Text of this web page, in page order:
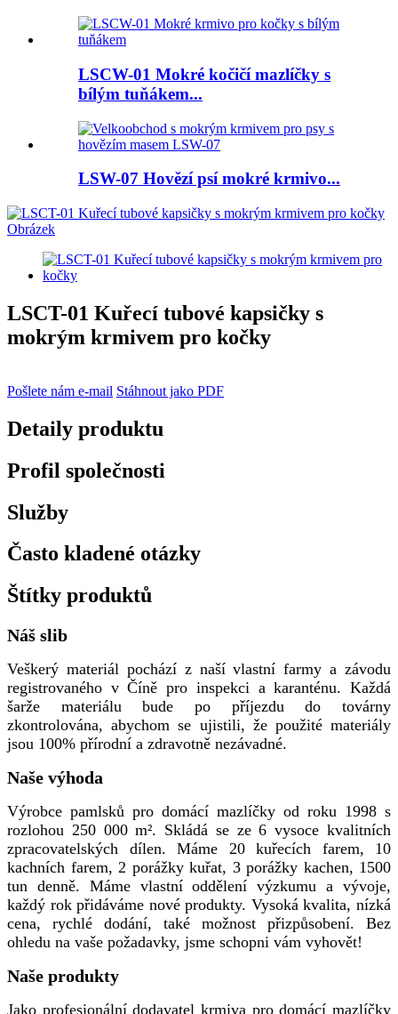
LSCW-01 Mokré kočičí mazlíčky s
bílým tuňákem...
LSW-07 Hovězí psí mokré krmivo...
LSCT-01 Kuřecí tubové kapsičky s
mokrým krmivem pro kočky
Pošlete nám e-mail Stáhnout jako PDF
Detaily produktu
Profil společnosti
Služby
Často kladené otázky
Štítky produktů
Náš slib
Veškerý materiál pochází z naší vlastní farmy a závodu
registrovaného v Číně pro inspekci a karanténu. Každá
šarže materiálu bude po příjezdu do továrny
zkontrolována, abychom se ujistili, že použité materiály
jsou 100% přírodní a zdravotně nezávadné.
Naše výhoda
Výrobce pamlsků pro domácí mazlíčky od roku 1998 s
rozlohou 250 000 m². Skládá se ze 6 vysoce kvalitních
zpracovatelských dílen. Máme 20 kuřecích farem, 10
kachních farem, 2 porážky kuřat, 3 porážky kachen, 1500
tun denně. Máme vlastní oddělení výzkumu a vývoje,
každý rok přidáváme nové produkty. Vysoká kvalita, nízká
cena, rychlé dodání, také možnost přizpůsobení. Bez
ohledu na vaše požadavky, jsme schopni vám vyhovět!
Naše produkty
Jako profesionální dodavatel krmiva pro domácí mazlíčky